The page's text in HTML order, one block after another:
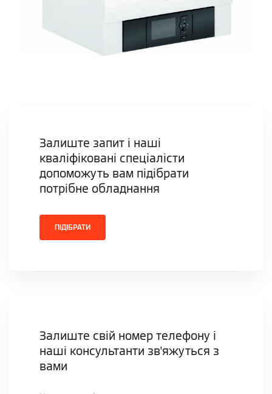
Залиште запит і наші
кваліфіковані спеціалісти
допоможуть вам підібрати
потрібне обладнання
ПІДІБРАТИ
Залиште свій номер телефону і
наші консультанти зв'яжуться з
вами